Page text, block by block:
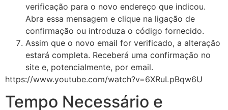
verificação para o novo endereço que indicou.
Abra essa mensagem e clique na ligação de
confirmação ou introduza o código fornecido.
Assim que o novo email for verificado, a alteração
estará completa. Receberá uma confirmação no
site e, potencialmente, por email.
https://www.youtube.com/watch?v=6XRuLpBqw6U
Tempo Necessário e